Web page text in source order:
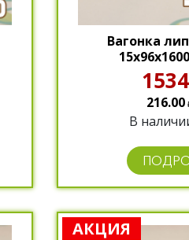
Вагонка
1534
216.00
В
АКЦИЯ